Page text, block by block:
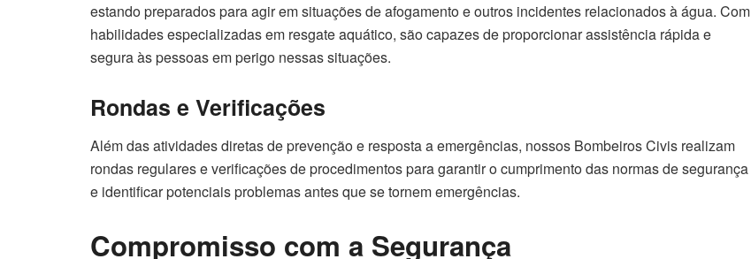
estando preparados para agir em situações de afogamento e outros incidentes relacionados à água. Com
habilidades especializadas em resgate aquático, são capazes de proporcionar assistência rápida e
segura às pessoas em perigo nessas situações.
Rondas e Verificações
Além das atividades diretas de prevenção e resposta a emergências, nossos Bombeiros Civis realizam
rondas regulares e verificações de procedimentos para garantir o cumprimento das normas de segurança
e identificar potenciais problemas antes que se tornem emergências.
Compromisso com a Segurança